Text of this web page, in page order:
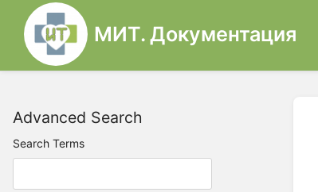
МИТ. Документация
Advanced Search
Search Terms